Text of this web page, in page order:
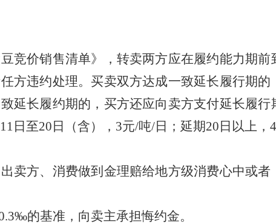
竞价销售清单》，转卖两方应在履约能力期前
方违约处理。买卖双方达成一致延长履行期的
延长履约期的，买方还应向卖方支付延长履行
日至20日（含），3元/吨/日；延期20日以上，
卖方、消费做到金理赔给地方级消费心中或者
的基准，向卖主承担悔约金。